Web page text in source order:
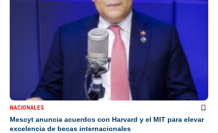
NACIONALES
Mescyt anuncia acuerdos con Harvard y el MIT para elevar
excelencia de becas internacionales